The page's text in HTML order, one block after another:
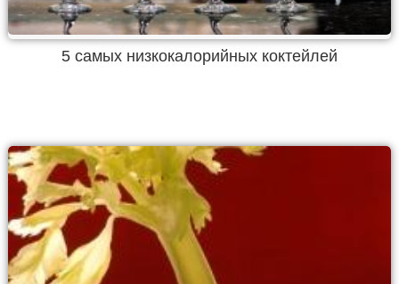
5 самых низкокалорийных коктейлей